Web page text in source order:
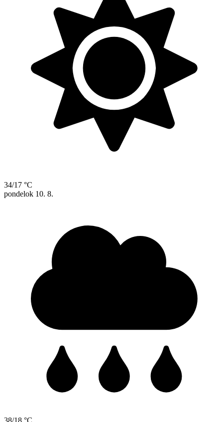
34/17 °C
pondelok 10. 8.
38/18 °C